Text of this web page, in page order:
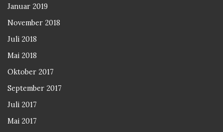
Januar 2019
November 2018
Juli 2018
Mai 2018
Oktober 2017
September 2017
Juli 2017
Mai 2017